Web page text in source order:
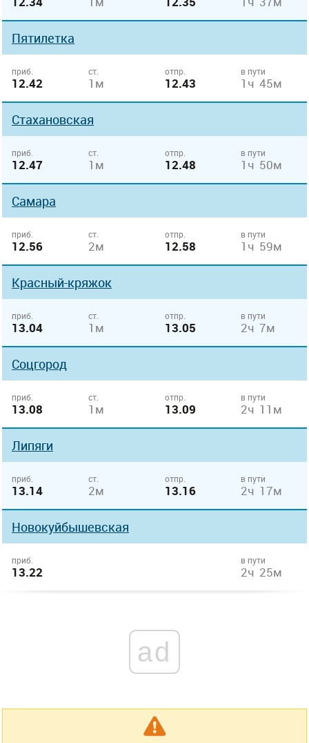
Пятилетка
приб.
12.42
ст.
1м
отпр.
12.43
в пути
1ч 45м
Стахановская
приб.
12.47
ст.
1м
отпр.
12.48
в пути
1ч 50м
Самара
приб.
12.56
ст.
2м
отпр.
12.58
в пути
1ч 59м
Красный-кряжок
приб.
13.04
ст.
1м
отпр.
13.05
в пути
2ч 7м
Соцгород
приб.
13.08
ст.
1м
отпр.
13.09
в пути
2ч 11м
Липяги
приб.
13.14
ст.
2м
отпр.
13.16
в пути
2ч 17м
Новокуйбышевская
приб.
13.22
в пути
2ч 25м
ad